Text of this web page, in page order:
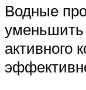
Водные
активного